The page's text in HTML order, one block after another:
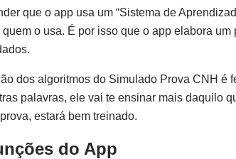
que o app usa um “Sistema de
o usa. É por isso que o app elabora
dos algoritmos do Simulado Prova CNH é
palavras, ele vai te ensinar mais daquilo
estará bem treinado.
do App